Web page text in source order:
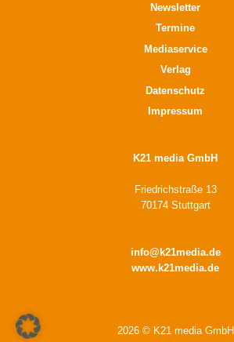
Newsletter
Termine
Mediaservice
Verlag
Datenschutz
Impressum
K21 media GmbH
Friedrichstraße 13
70174 Stuttgart
info@k21media.de
www.k21media.de
2026 © K21 media GmbH